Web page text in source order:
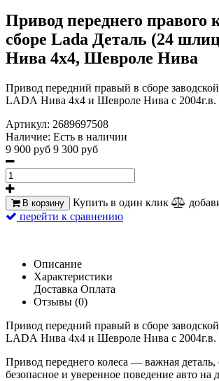
Привод переднего правого
сборе Lada Деталь (24
Нива 4x4, Шевроле Нива
Привод передний правый в сборе
LADA Нива 4x4 и Шевроле Нива c
Артикул: 2689697508
Наличие: Есть в наличии
9 900 руб 9 300 руб
В корзину Купить в один клик
перейти к сравнению
Описание
Характеристики
Доставка Оплата
Отзывы (0)
Привод передний правый в сборе
LADA Нива 4x4 и Шевроле Нива c
Привод переднего колеса — важная
безопасное и уверенное поведение авто на